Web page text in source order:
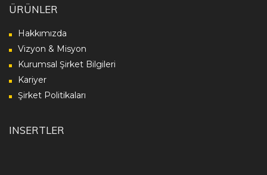
ÜRÜNLER
Hakkımızda
Vizyon & Misyon
Kurumsal Şirket Bilgileri
Kariyer
Şirket Politikaları
INSERTLER